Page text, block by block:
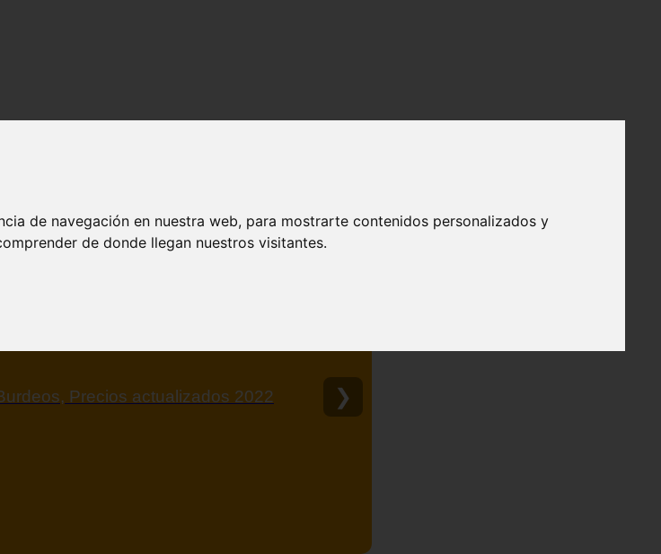
de navegación en nuestra web, para mostrarte contenidos personalizados y
de donde llegan nuestros visitantes.
Precios actualizados 2022 ❯